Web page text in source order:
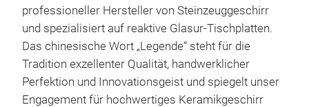
professioneller Hersteller von Steinzeuggeschirr
und spezialisiert auf reaktive Glasur-Tischplatten.
Das chinesische Wort „Legende“ steht für die
Tradition exzellenter Qualität, handwerklicher
Perfektion und Innovationsgeist und spiegelt unser
Engagement für hochwertiges Keramikgeschirr